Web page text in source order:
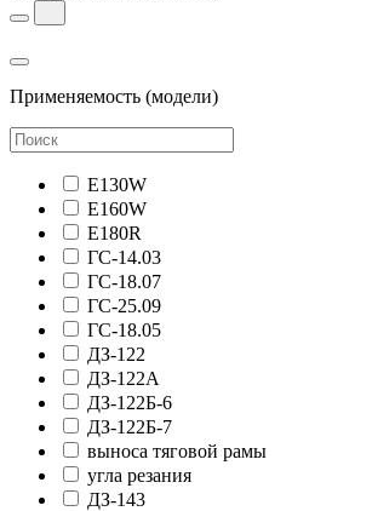
Применяемость (модели)
E130W
E160W
E180R
ГС-14.03
ГС-18.07
ГС-25.09
ГС-18.05
ДЗ-122
ДЗ-122А
ДЗ-122Б-6
ДЗ-122Б-7
выноса тяговой рамы
угла резания
ДЗ-143